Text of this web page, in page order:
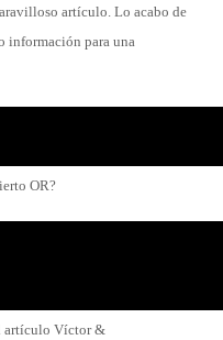
artículo. Lo acabo de
información para una
OR?
artículo Víctor &